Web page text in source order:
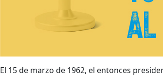
El 15 de marzo de 1962, el entonces